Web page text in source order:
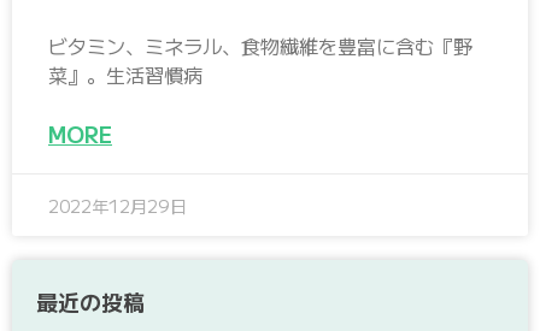
ビタミン、ミネラル、食物繊維を豊富に含む『野
菜』。生活習慣病
MORE
2022年12月29日
最近の投稿